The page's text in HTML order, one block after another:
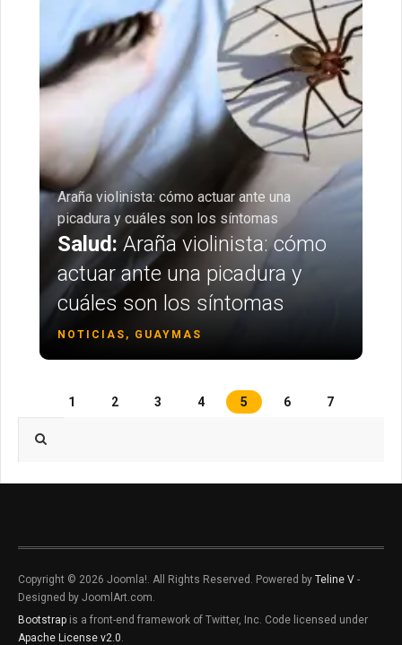
Araña violinista: cómo actuar ante una
picadura y cuáles son los síntomas
Salud: Araña violinista: cómo
actuar ante una picadura y
cuáles son los síntomas
NOTICIAS, GUAYMAS
1 2 3 4 5 6
7
Copyright © 2026 Joomla!. All Rights Reserved. Powered by Teline V -
Designed by JoomlArt.com.
Bootstrap is a front-end framework of Twitter, Inc. Code licensed under
Apache License v2.0.